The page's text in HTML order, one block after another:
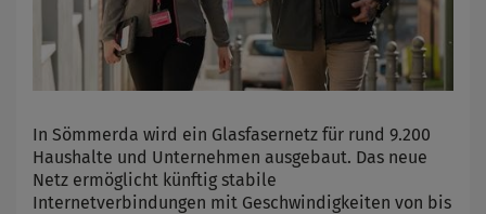
In Sömmerda wird ein Glasfasernetz für rund 9.200
Haushalte und Unternehmen ausgebaut. Das neue
Netz ermöglicht künftig stabile
Internetverbindungen mit Geschwindigkeiten von bis